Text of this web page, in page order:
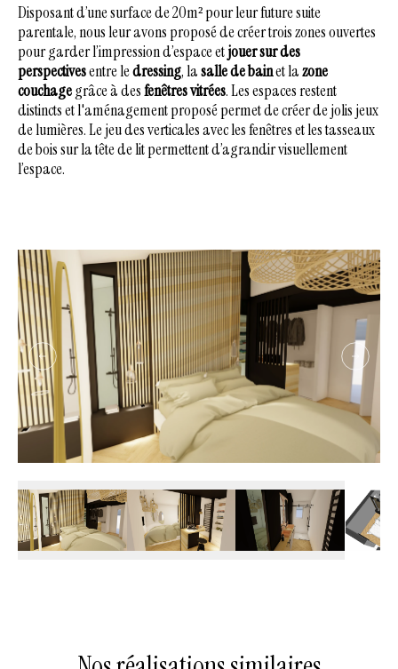
Disposant d’une surface de 20m² pour leur future suite
parentale, nous leur avons proposé de créer trois zones ouvertes
pour garder l’impression d’espace etjouer sur des
perspectivesentre ledressing, lasalle de bainet lazone
couchagegrâce à desfenêtres vitrées.Les espaces restent
distincts et l'aménagement proposé permet de créer de jolis jeux
de lumières.Le jeu des verticales avec les fenêtres et les tasseaux
de bois sur la tête de lit permettent d’agrandir visuellement
l’espace.